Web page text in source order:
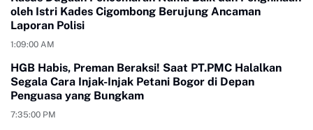
oleh Istri Kades Cigombong Berujung Ancaman
Laporan Polisi
1:09:00 AM
HGB Habis, Preman Beraksi! Saat PT.PMC Halalkan
Segala Cara Injak-Injak Petani Bogor di Depan
Penguasa yang Bungkam
7:35:00 PM